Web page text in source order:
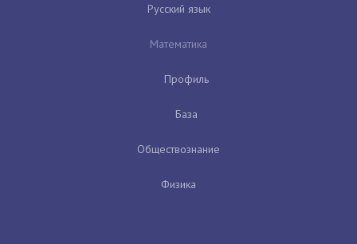
Русский язык
Математика
Профиль
База
Обществознание
Физика